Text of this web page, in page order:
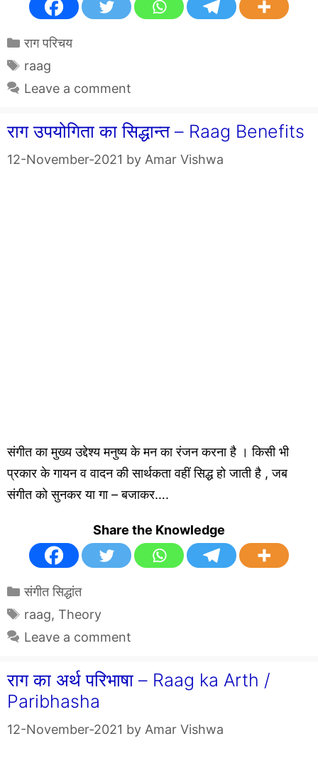
Categories
राग परिचय
Tags
raag
Leave a comment
राग उपयोगिता का सिद्धान्त – Raag Benefits
12-November-2021 by Amar Vishwa
संगीत का मुख्य उद्देश्य मनुष्य के मन का रंजन करना है । किसी भी
प्रकार के गायन व वादन की सार्थकता वहीं सिद्ध हो जाती है , जब
संगीत को सुनकर या गा – बजाकर….
Share the Knowledge
Categories
संगीत सिद्धांत
Tags
raag, Theory
Leave a comment
राग का अर्थ परिभाषा – Raag ka Arth /
Paribhasha
12-November-2021 by Amar Vishwa